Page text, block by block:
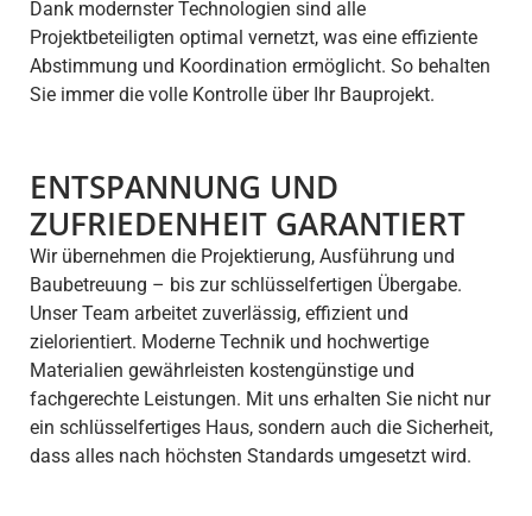
Dank modernster Technologien sind alle
Projektbeteiligten optimal vernetzt, was eine effiziente
Abstimmung und Koordination ermöglicht. So behalten
Sie immer die volle Kontrolle über Ihr Bauprojekt.
ENTSPANNUNG UND
ZUFRIEDENHEIT GARANTIERT
Wir übernehmen die Projektierung, Ausführung und
Baubetreuung – bis zur schlüsselfertigen Übergabe.
Unser Team arbeitet zuverlässig, effizient und
zielorientiert. Moderne Technik und hochwertige
Materialien gewährleisten kostengünstige und
fachgerechte Leistungen. Mit uns erhalten Sie nicht nur
ein schlüsselfertiges Haus, sondern auch die Sicherheit,
dass alles nach höchsten Standards umgesetzt wird.